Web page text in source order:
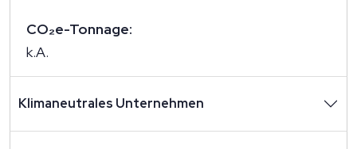
CO₂e-Tonnage:
k.A.
Klimaneutrales Unternehmen